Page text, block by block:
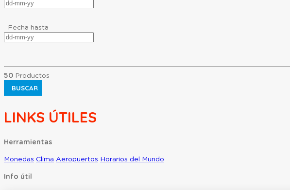
Fecha hasta
50 Productos
BUSCAR
LINKS ÚTILES
Herramientas
Monedas Clima Aeropuertos Horarios del Mundo
Info útil